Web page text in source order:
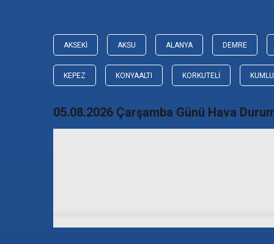
AKSEKI AKSU ALANYA DEMRE
KEPEZ KONYAALTI KORKUTELI
05.08.2026 Çarşamba Günü Hava